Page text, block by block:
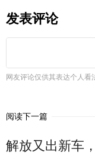
发表评论
网友评论仅供其表达个人看
阅读下一篇
解放又出新车